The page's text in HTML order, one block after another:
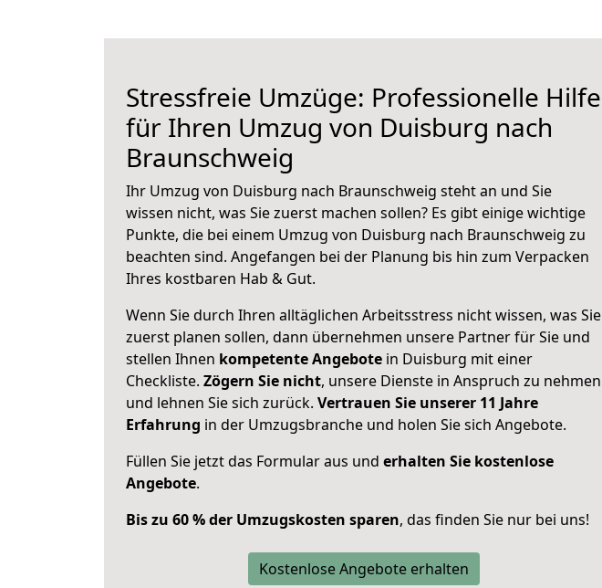
Stressfreie Umzüge: Professionelle Hilfe
für Ihren Umzug von Duisburg nach
Braunschweig
Ihr Umzug von Duisburg nach Braunschweig steht an und Sie
wissen nicht, was Sie zuerst machen sollen? Es gibt einige wichtige
Punkte, die bei einem Umzug von Duisburg nach Braunschweig zu
beachten sind. Angefangen bei der Planung bis hin zum Verpacken
Ihres kostbaren Hab & Gut.
Wenn Sie durch Ihren alltäglichen Arbeitsstress nicht wissen, was Sie
zuerst planen sollen, dann übernehmen unsere Partner für Sie und
stellen Ihnen kompetente Angebote in Duisburg mit einer
Checkliste. Zögern Sie nicht, unsere Dienste in Anspruch zu nehmen
und lehnen Sie sich zurück. Vertrauen Sie unserer 11 Jahre
Erfahrung in der Umzugsbranche und holen Sie sich Angebote.
Füllen Sie jetzt das Formular aus und erhalten Sie kostenlose
Angebote.
Bis zu 60 % der Umzugskosten sparen, das finden Sie nur bei uns!
Kostenlose Angebote erhalten